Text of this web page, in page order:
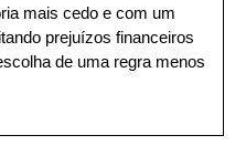
mais cedo e com um
prejuízos financeiros
de uma regra menos